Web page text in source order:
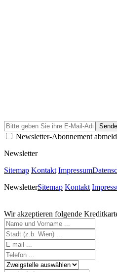
Newsletter-Abonnement
Newsletter
Sitemap Kontakt Impressum
NewsletterSitemap Kontakt
Wir akzeptieren folgende